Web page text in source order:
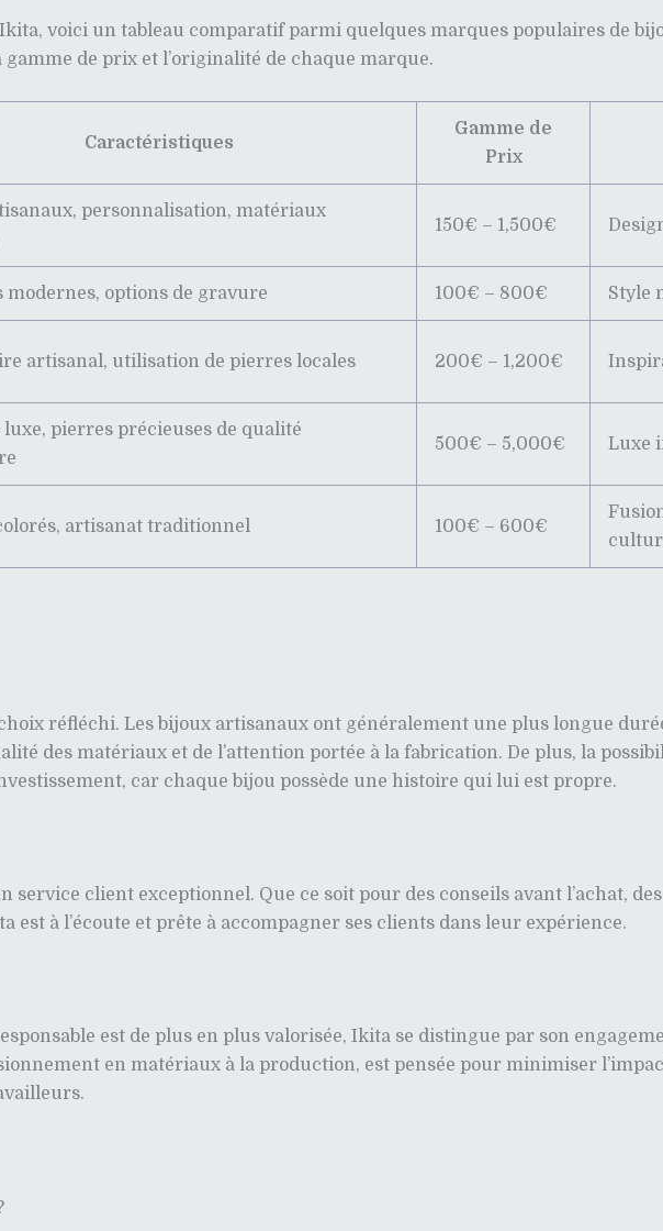
voici un tableau comparatif parmi quelques marques populaires de
de prix et l’originalité de chaque marque.
Caractéristiques
Gamme de
Prix
personnalisation, matériaux
150€ – 1,500€
modernes, options de gravure 100€ – 800€ Style
artisanal, utilisation de pierres locales 200€ – 1,200€
luxe, pierres précieuses de qualité
500€ – 5,000€ Luxe
artisanat traditionnel 100€ – 600€
réfléchi. Les bijoux artisanaux ont généralement une plus longue
des matériaux et de l’attention portée à la fabrication. De plus, la
car chaque bijou possède une histoire qui lui est propre.
client exceptionnel. Que ce soit pour des conseils avant l’achat,
est à l’écoute et prête à accompagner ses clients dans leur expérience.
est de plus en plus valorisée, Ikita se distingue par son
en matériaux à la production, est pensée pour minimiser